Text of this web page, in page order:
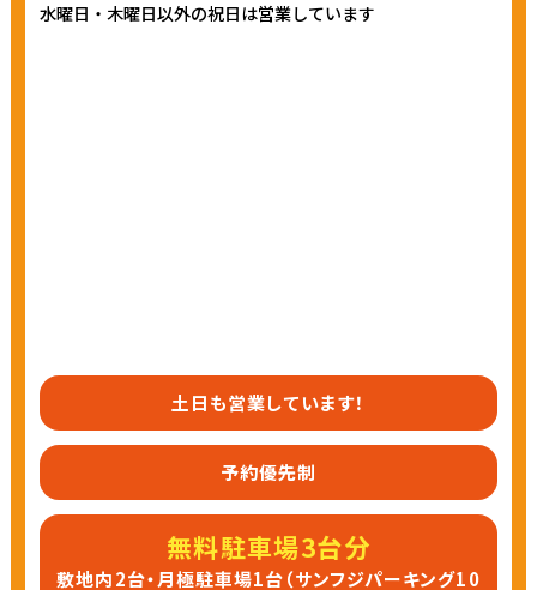
水曜日・木曜日以外の祝日は営業しています
土日も営業しています！
予約優先制
無料駐車場3台分
敷地内2台・月極駐車場1台（サンフジパーキング10